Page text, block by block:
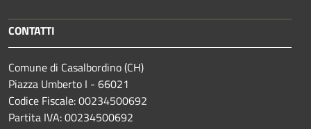
CONTATTI
Comune di Casalbordino (CH)
Piazza Umberto I - 66021
Codice Fiscale: 00234500692
Partita IVA: 00234500692